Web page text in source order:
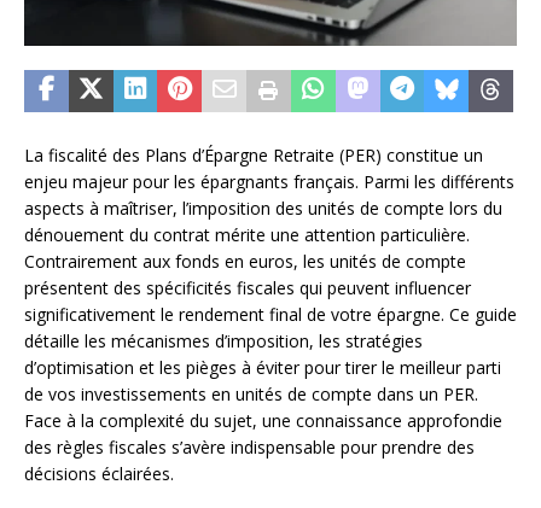
La fiscalité des Plans d’Épargne Retraite (PER) constitue un
enjeu majeur pour les épargnants français. Parmi les différents
aspects à maîtriser, l’imposition des unités de compte lors du
dénouement du contrat mérite une attention particulière.
Contrairement aux fonds en euros, les unités de compte
présentent des spécificités fiscales qui peuvent influencer
significativement le rendement final de votre épargne. Ce guide
détaille les mécanismes d’imposition, les stratégies
d’optimisation et les pièges à éviter pour tirer le meilleur parti
de vos investissements en unités de compte dans un PER.
Face à la complexité du sujet, une connaissance approfondie
des règles fiscales s’avère indispensable pour prendre des
décisions éclairées.